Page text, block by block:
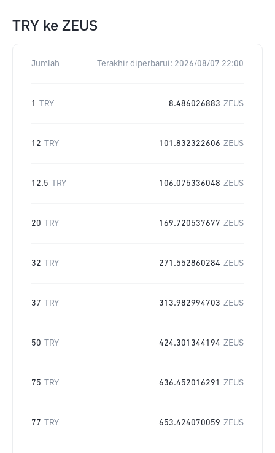
TRY ke ZEUS
Jumlah Terakhir diperbarui: 2026/08/07 22:00
1 TRY 8.486026883 ZEUS
12 TRY 101.832322606 ZEUS
12.5 TRY 106.075336048 ZEUS
20 TRY 169.720537677 ZEUS
32 TRY 271.552860284 ZEUS
37 TRY 313.982994703 ZEUS
50 TRY 424.301344194 ZEUS
75 TRY 636.452016291 ZEUS
77 TRY 653.424070059 ZEUS